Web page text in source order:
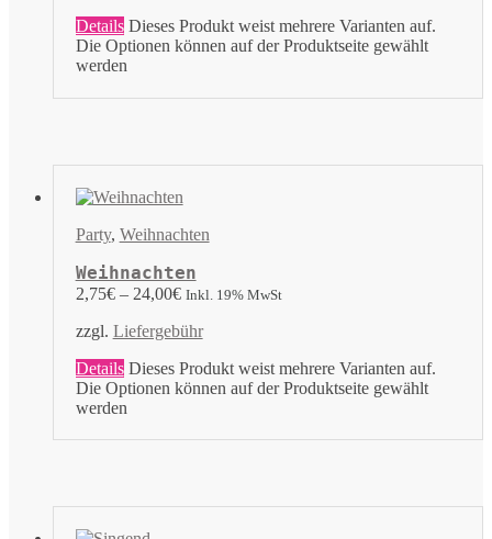
Details Dieses Produkt weist mehrere Varianten auf.
Die Optionen können auf der Produktseite gewählt
werden
Party, Weihnachten
Weihnachten
2,75€– 24,00€ Inkl. 19% MwSt
zzgl. Liefergebühr
Details Dieses Produkt weist mehrere Varianten auf.
Die Optionen können auf der Produktseite gewählt
werden